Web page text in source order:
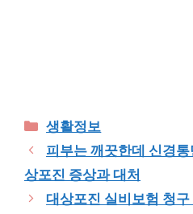
Categories
생활정보
피부는 깨끗한데 신경
상포진 증상과 대처
대상포진 실비보험 청